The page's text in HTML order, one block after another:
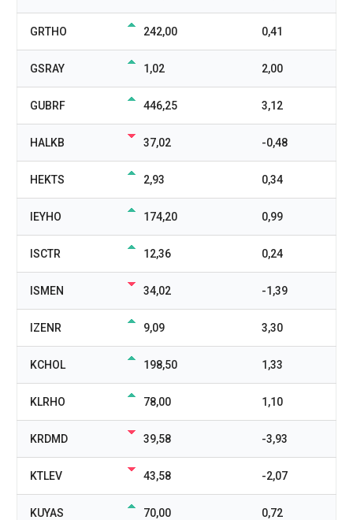
GRTHO 242,00 0,41
GSRAY 1,02 2,00
GUBRF 446,25 3,12
HALKB 37,02 -0,48
HEKTS 2,93 0,34
IEYHO 174,20 0,99
ISCTR 12,36 0,24
ISMEN 34,02 -1,39
IZENR 9,09 3,30
KCHOL 198,50 1,33
KLRHO 78,00 1,10
KRDMD 39,58 -3,93
KTLEV 43,58 -2,07
KUYAS 70,00 0,72